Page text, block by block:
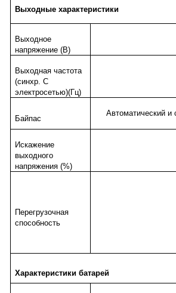
Выходные характеристики
Выходное
напряжение (В)
Выходная частота
(синхр. С
электросетью)(Гц)
Байпас
Автоматический и
Искажение
выходного
напряжения (%)
Перегрузочная
способность
Характеристики батарей